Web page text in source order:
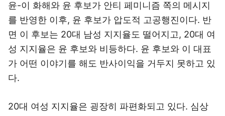
윤-이 화해와 윤 후보가 안티 페미니즘 쪽의 메시지
를 반영한 이후, 윤 후보가 압도적 고공행진이다. 반
면 이 후보는 20대 남성 지지율도 떨어지고, 20대 여
성 지지율은 윤 후보와 비등하다. 윤 후보와 이 대표
가 어떤 이야기를 해도 반사이익을 거두지 못하고 있
다.
20대 여성 지지율은 굉장히 파편화되고 있다. 심상